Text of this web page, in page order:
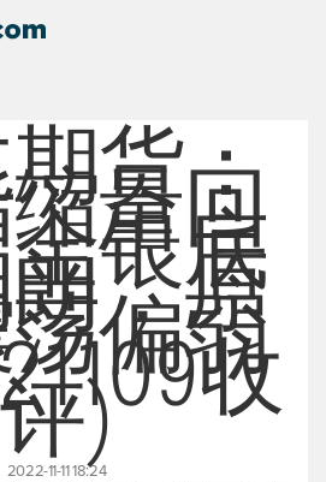
货：
量回
银底
，原
偏弱
收
评)
2022-11-11 18:24